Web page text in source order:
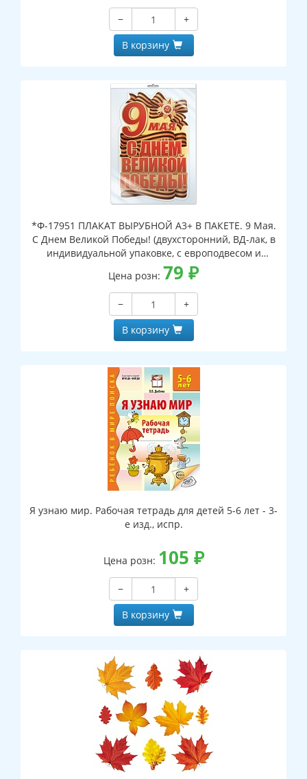
−
+
В корзину
*Ф-17951 ПЛАКАТ ВЫРУБНОЙ А3+ В ПАКЕТЕ. 9 Мая.
С Днем Великой Победы! (двухсторонний, ВД-лак, в
индивидуальной упаковке, с европодвесом и
клеевым клапаном)
Цена розн: 79 ₽
−
+
В корзину
Я узнаю мир. Рабочая тетрадь для детей 5-6 лет - 3-
е изд., испр.
Цена розн: 105 ₽
−
+
В корзину